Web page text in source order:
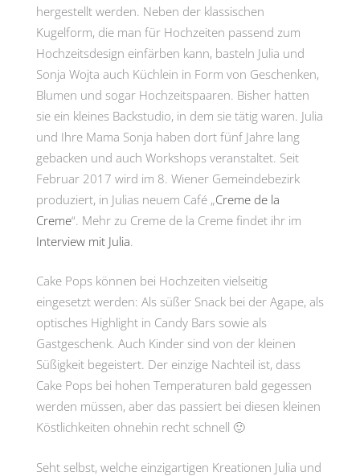
hergestellt werden. Neben der klassischen
Kugelform, die man für Hochzeiten passend zum
Hochzeitsdesign einfärben kann, basteln Julia und
Sonja Wojta auch Küchlein in Form von Geschenken,
Blumen und sogar Hochzeitspaaren. Bisher hatten
sie ein kleines Backstudio, in dem sie tätig waren. Julia
und Ihre Mama Sonja haben dort fünf Jahre lang
gebacken und auch Workshops veranstaltet. Seit
Februar 2017 wird im 8. Wiener Gemeindebezirk
produziert, in Julias neuem Café „Creme de la
Creme“. Mehr zu Creme de la Creme findet ihr im
Interview mit Julia.
Cake Pops können bei Hochzeiten vielseitig
eingesetzt werden: Als süßer Snack bei der Agape, als
optisches Highlight in Candy Bars sowie als
Gastgeschenk. Auch Kinder sind von der kleinen
Süßigkeit begeistert. Der einzige Nachteil ist, dass
Cake Pops bei hohen Temperaturen bald gegessen
werden müssen, aber das passiert bei diesen kleinen
Köstlichkeiten ohnehin recht schnell 🙂
Seht selbst, welche einzigartigen Kreationen Julia und